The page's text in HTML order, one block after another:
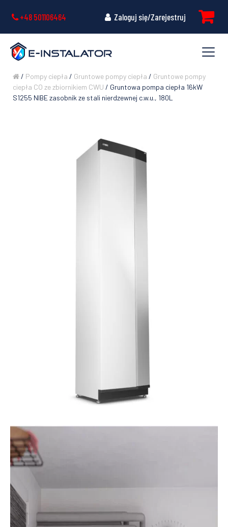
+48 501106464 Zaloguj się/Zarejestruj
/ Pompy ciepła / Gruntowe pompy ciepła / Gruntowe pompy
ciepła CO ze zbiornikiem CWU / Gruntowa pompa ciepła 16kW
S1255 NIBE zasobnik ze stali nierdzewnej c.w.u., 180L